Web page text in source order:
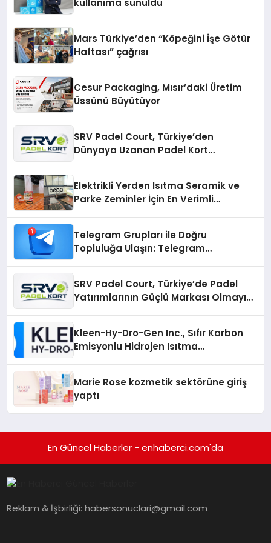
kullanıma sunuldu
Mars Türkiye’den “Köpeğini İşe Götür
Haftası” çağrısı
Cesur Packaging, Mısır’daki Üretim
Üssünü Büyütüyor
SRV Padel Court, Türkiye’den
Dünyaya Uzanan Padel Kort
Elektrikli Yerden Isıtma Seramik ve
Parke Zeminler İçin En Verimli
Telegram Grupları ile Doğru
Topluluğa Ulaşın: Telegram
SRV Padel Court, Türkiye’de Padel
Yatırımlarının Güçlü Markası Olmayı
Kleen-Hy-Dro-Gen Inc., Sıfır Karbon
Emisyonlu Hidrojen Isıtma
Marie Rose kozmetik sektörüne giriş
yaptı
En Güncel Haberler - enhaberci.com'da
Reklam & İşbirliği:habersonuclari@gmail.com